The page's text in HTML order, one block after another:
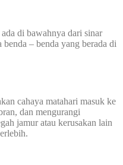
di bawahnya dari sinar
– benda yang berada di
cahaya matahari masuk ke
dan mengurangi
jamur atau kerusakan lain